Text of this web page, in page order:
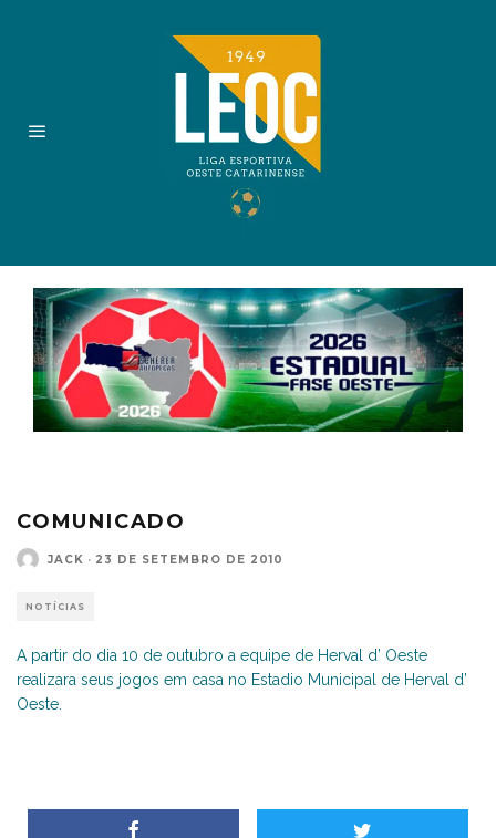
COMUNICADO
JACK · 23 DE SETEMBRO DE 2010
NOTÍCIAS
A partir do dia 10 de outubro a equipe de Herval d’ Oeste
realizara seus jogos em casa no Estadio Municipal de Herval d’
Oeste.